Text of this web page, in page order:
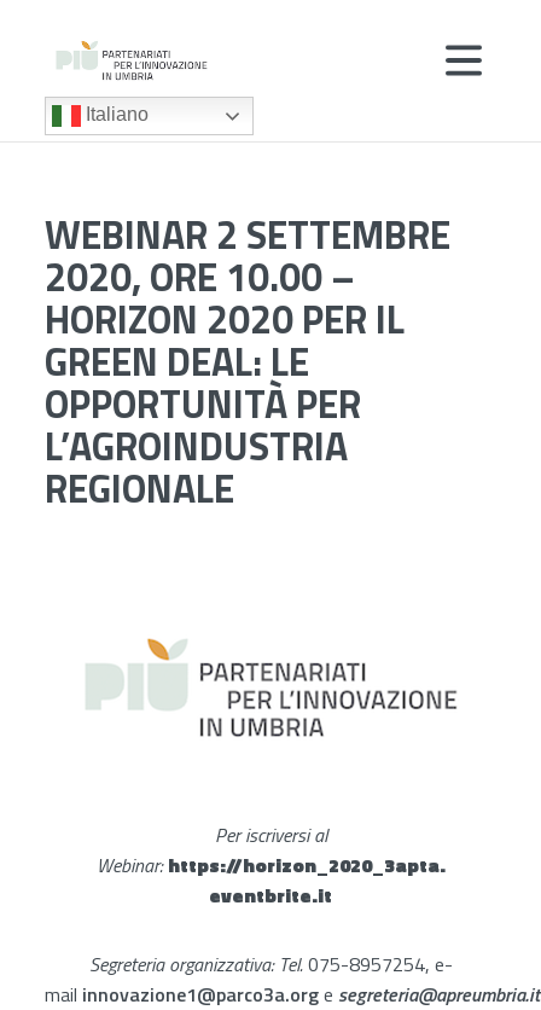
Italiano
WEBINAR 2 SETTEMBRE
2020, ORE 10.00 –
HORIZON 2020 PER IL
GREEN DEAL: LE
OPPORTUNITÀ PER
L’AGROINDUSTRIA
REGIONALE
Per iscriversi al
Webinar: https://horizon_2020_3apta.
eventbrite.it
Segreteria organizzativa: Tel.075-8957254, e-
mail innovazione1@parco3a.orge segreteria@apreumbria.it